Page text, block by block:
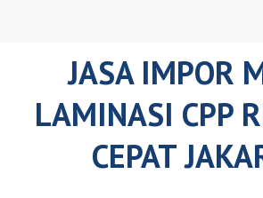
JASA IMPOR
LAMINASI CPP
CEPAT